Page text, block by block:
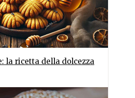
la ricetta della dolcezza